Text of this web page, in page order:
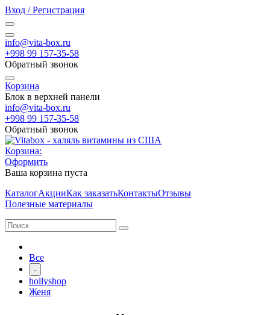
Вход / Регистрация
info@vita-box.ru
+998 99 157-35-58
Обратный звонок
Корзина
Блок в верхней панели
info@vita-box.ru
+998 99 157-35-58
Обратный звонок
Корзина:
Оформить
Ваша корзина пуста
КаталогАкцииКак заказатьКонтактыОтзывы
Полезные материалы
Все
-
hollyshop
Женя